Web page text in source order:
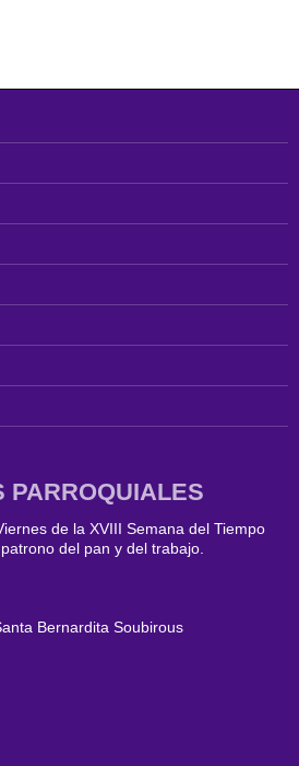
PARROQUIALES
de la XVIII Semana del Tiempo
del pan y del trabajo.
Bernardita Soubirous